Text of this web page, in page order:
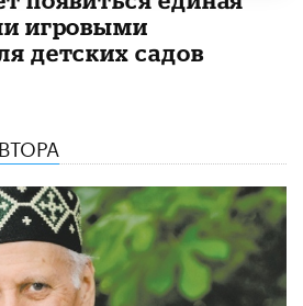
игровыми
детских садов